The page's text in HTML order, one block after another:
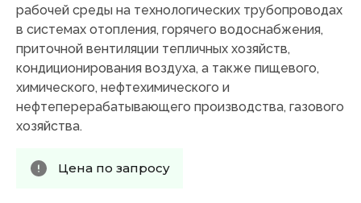
рабочей среды на технологических трубопроводах
в системах отопления, горячего водоснабжения,
приточной вентиляции тепличных хозяйств,
кондиционирования воздуха, а также пищевого,
химического, нефтехимического и
нефтеперерабатывающего производства, газового
хозяйства.
Цена по запросу